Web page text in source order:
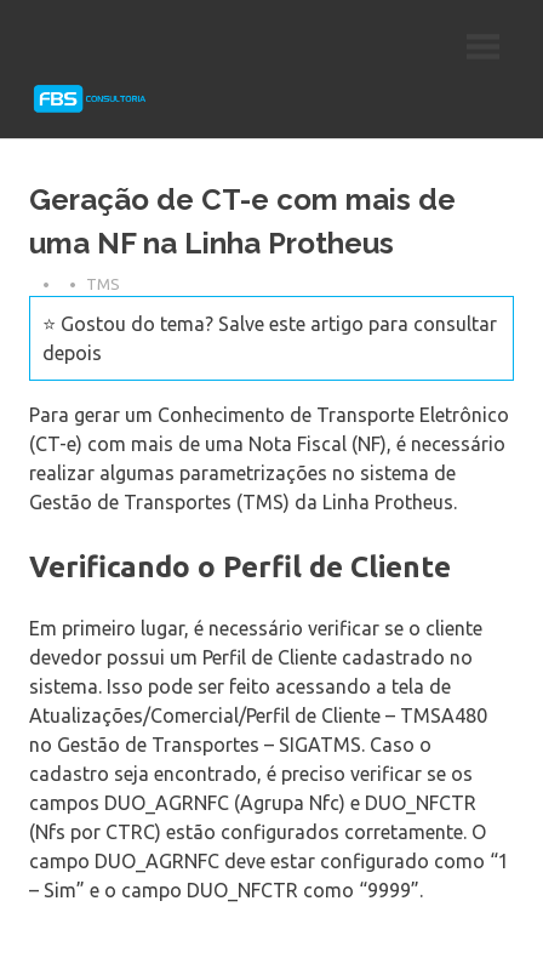
Protheus
Geração de CT-e com mais de
uma NF na Linha Protheus
TMS
⭐ Gostou do tema? Salve este artigo para consultar
depois
Para gerar um Conhecimento de Transporte Eletrônico
(CT-e) com mais de uma Nota Fiscal (NF), é necessário
realizar algumas parametrizações no sistema de
Gestão de Transportes (TMS) da Linha Protheus.
Verificando o Perfil de Cliente
Em primeiro lugar, é necessário verificar se o cliente
devedor possui um Perfil de Cliente cadastrado no
sistema. Isso pode ser feito acessando a tela de
Atualizações/Comercial/Perfil de Cliente – TMSA480
no Gestão de Transportes – SIGATMS. Caso o
cadastro seja encontrado, é preciso verificar se os
campos DUO_AGRNFC (Agrupa Nfc) e DUO_NFCTR
(Nfs por CTRC) estão configurados corretamente. O
campo DUO_AGRNFC deve estar configurado como “1
– Sim” e o campo DUO_NFCTR como “9999”.